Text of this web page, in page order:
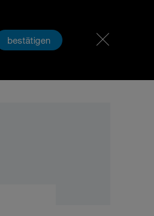
bestätigen